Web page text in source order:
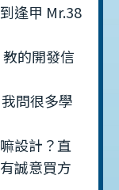
逢甲 Mr.38
的開發信
問很多學
設計？直
誠意買方